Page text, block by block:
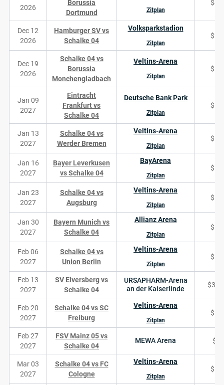
2026
Borussia
Dortmund
Zitplan
Dec 12
2026
Hamburger SV vs
Schalke 04
Volksparkstadion
Zitplan
Dec 19
2026
Schalke 04 vs
Borussia
Monchengladbach
Veltins-Arena
Zitplan
Jan 09
2027
Eintracht
Frankfurt vs
Schalke 04
Deutsche Bank Park
Zitplan
Jan 13
2027
Schalke 04 vs
Werder Bremen
Veltins-Arena
Zitplan
Jan 16
2027
Bayer Leverkusen
vs Schalke 04
BayArena
Zitplan
Jan 23
2027
Schalke 04 vs
Augsburg
Veltins-Arena
Zitplan
Jan 30
2027
Bayern Munich vs
Schalke 04
Allianz Arena
Zitplan
Feb 06
2027
Schalke 04 vs
Union Berlin
Veltins-Arena
Zitplan
Feb 13
2027
SV Elversberg vs
Schalke 04
URSAPHARM-Arena
an der Kaiserlinde
Feb 20
2027
Schalke 04 vs SC
Freiburg
Veltins-Arena
Zitplan
Feb 27
2027
FSV Mainz 05 vs
Schalke 04
MEWA Arena $88
Mar 03
2027
Schalke 04 vs FC
Cologne
Veltins-Arena
Zitplan